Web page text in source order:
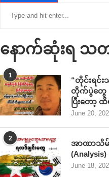
နောက်ဆုံးရ သတ
1
“တိုင်းရင်
တိုက်ပွဲတွေ ဖ
ပြီးတော့
June 20,
2
အာဏာသိမ်
(Analysis)
June 18,